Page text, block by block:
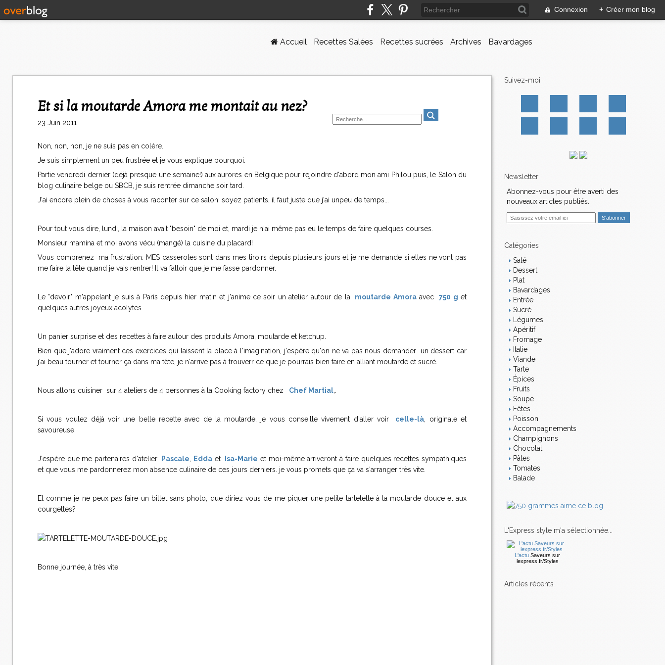
Connexion + Créer mon blog
Accueil Recettes Salées Recettes sucrées Archives Bavardages
Et si la moutarde Amora me montait au nez?
23 Juin 2011
Non, non, non, je ne suis pas en colère.
Je suis simplement un peu frustrée et je vous explique pourquoi.
Partie vendredi dernier (déjà presque une semaine!) aux aurores en Belgique pour rejoindre d'abord mon ami Philou puis, le Salon du
blog culinaire belge ou SBCB, je suis rentrée dimanche soir tard.
J'ai encore plein de choses à vous raconter sur ce salon: soyez patients, il faut juste que j'ai unpeu de temps...
Pour tout vous dire, lundi, la maison avait "besoin" de moi et, mardi je n'ai même pas eu le temps de faire quelques courses.
Monsieur mamina et moi avons vécu (mangé) la cuisine du placard!
Vous comprenez ma frustration: MES casseroles sont dans mes tiroirs depuis plusieurs jours et je me demande si elles ne vont pas
me faire la tête quand je vais rentrer! Il va falloir que je me fasse pardonner.
Le "devoir" m'appelant je suis à Paris depuis hier matin et j'anime ce soir un atelier autour de la moutarde Amoraavec 750 g et
quelques autres joyeux acolytes.
Un panier surprise et des recettes à faire autour des produits Amora, moutarde et ketchup.
Bien que j'adore vraiment ces exercices qui laissent la place à l'imagination, j'espère qu'on ne va pas nous demander un dessert car
j'ai beau tourner et tourner ça dans ma tête, je n'arrive pas à trouverr ce que je pourrais bien faire en alliant moutarde et sucré.
Nous allons cuisiner sur 4 ateliers de 4 personnes à la Cooking factory chez Chef Martial
Si vous voulez déjà voir une belle recette avec de la moutarde, je vous conseille vivement d'aller voir celle-là , originale et
savoureuse.
J'espère que me partenaires d'atelier Pascale Edda et Isa-Marie et moi-même arriveront à faire quelques recettes sympathiques
et que vous me pardonnerez mon absence culinaire de ces jours derniers. je vous promets que ça va s'arranger très vite.
Et comme je ne peux pas faire un billet sans photo, que diriez vous de me piquer une petite tartelette à la moutarde douce et aux
courgettes?
Bonne journée, à très vite.
Suivez-moi
Newsletter
Abonnez-vous pour être averti des
nouveaux articles publiés.
i Catégories
Salé
Dessert
Plat
Bavardages
Entrée
Sucré
Légumes
Apéritif
Fromage
Italie
Viande
Tarte
Épices
Fruits
Soupe
Fêtes
Poisson
Accompagnements
Champignons
Chocolat
Pâtes
Tomates
Balade
L'Express style m'a sélectionnée...
L'actu Saveurs sur
lexpress.fr/Styles
articles récents